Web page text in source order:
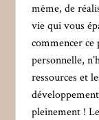
même, de
vie qui vous
commencer ce
personnelle,
ressources et
pleinement !